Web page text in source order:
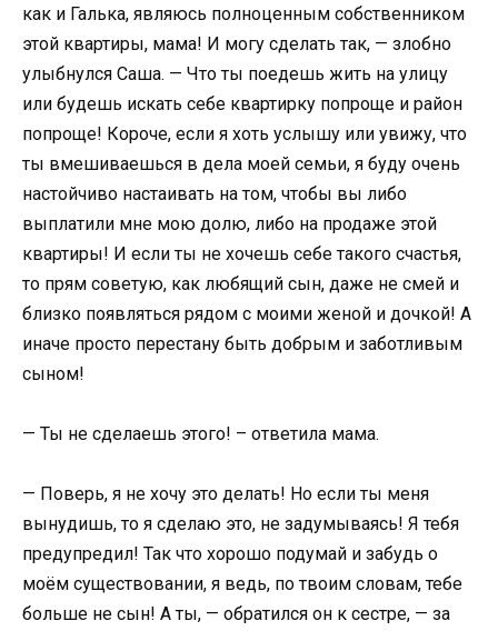
как и Галька, являюсь полноценным собственником
этой квартиры, мама! И могу сделать так, — злобно
улыбнулся Саша. — Что ты поедешь жить на улицу
или будешь искать себе квартирку попроще и район
попроще! Короче, если я хоть услышу или увижу, что
ты вмешиваешься в дела моей семьи, я буду очень
настойчиво настаивать на том, чтобы вы либо
выплатили мне мою долю, либо на продаже этой
квартиры! И если ты не хочешь себе такого счастья,
то прям советую, как любящий сын, даже не смей и
близко появляться рядом с моими женой и дочкой! А
иначе просто перестану быть добрым и заботливым
сыном!
— Ты не сделаешь этого! – ответила мама.
— Поверь, я не хочу это делать! Но если ты меня
вынудишь, то я сделаю это, не задумываясь! Я тебя
предупредил! Так что хорошо подумай и забудь о
моём существовании, я ведь, по твоим словам, тебе
больше не сын! А ты, — обратился он к сестре, — за